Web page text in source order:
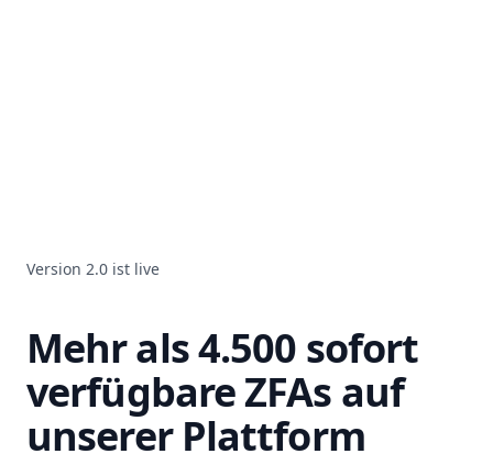
Version 2.0 ist live
Mehr als 4.500 sofort
verfügbare ZFAs auf
unserer Plattform